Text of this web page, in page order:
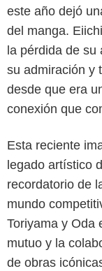
este año dejó
del manga.
la pérdida de
su admiración y
desde que era
conexión que
Esta reciente
legado artístico
recordatorio de
mundo
Toriyama y Oda
mutuo y la
de obras